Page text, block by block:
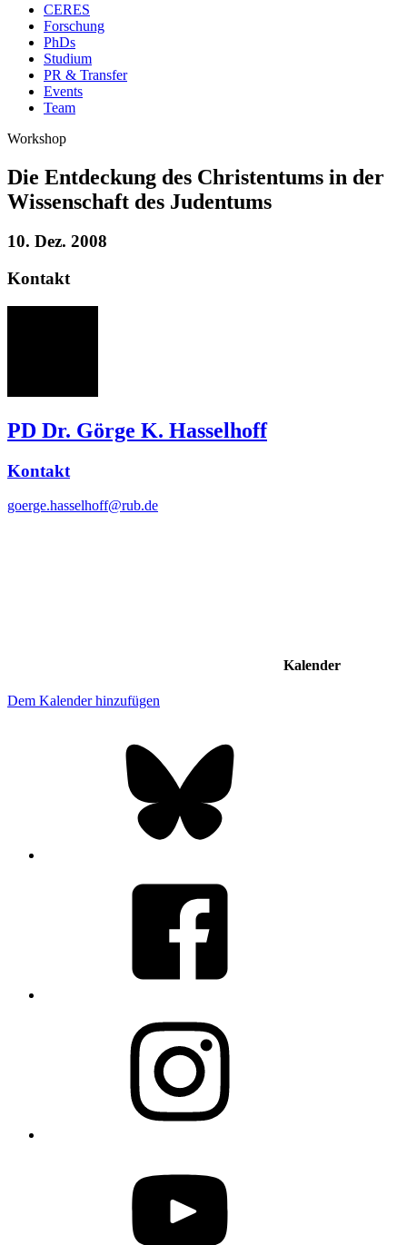
CERES
Forschung
PhDs
Studium
PR & Transfer
Events
Team
Workshop
Die Entdeckung des Christentums in der
Wissenschaft des Judentums
10. Dez. 2008
Kontakt
PD Dr. Görge K. Hasselhoff
Kontakt
goerge.hasselhoff@rub.de
Kalender
Dem Kalender hinzufügen